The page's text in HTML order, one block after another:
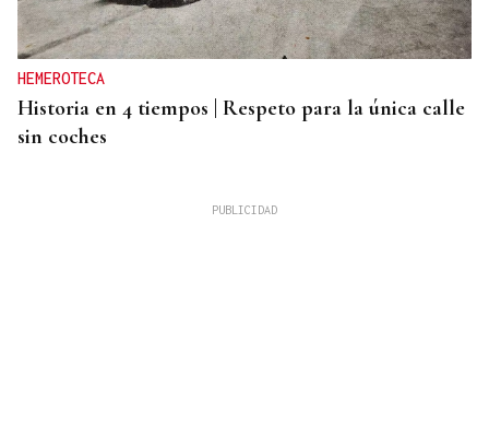
HEMEROTECA
Historia en 4 tiempos | Respeto para la única calle
sin coches